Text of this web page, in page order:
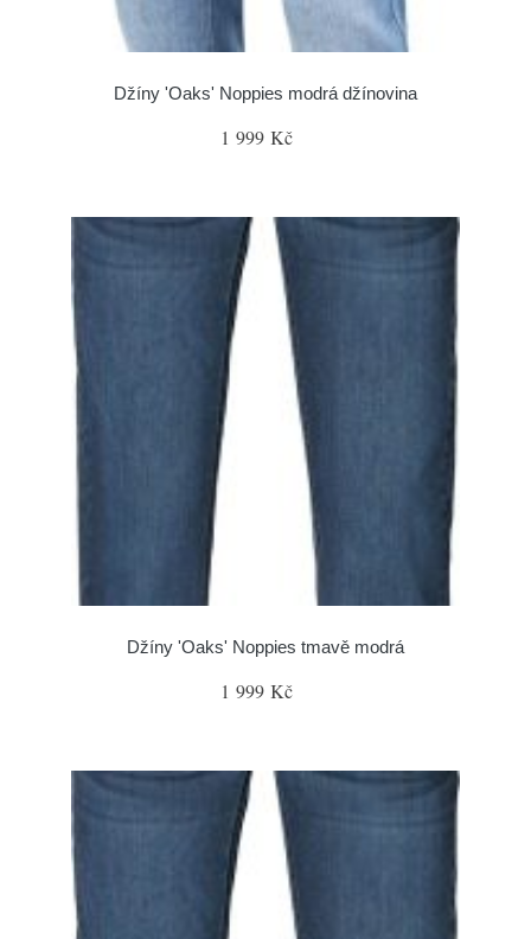
Džíny 'Oaks' Noppies modrá džínovina
1 999 Kč
Džíny 'Oaks' Noppies tmavě modrá
1 999 Kč